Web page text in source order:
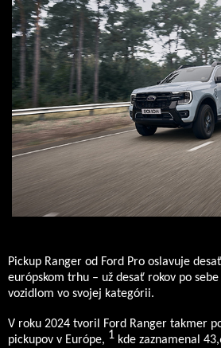
Pickup Ranger od Ford Pro oslavuje
európskom trhu – už desať rokov po
vozidlom vo svojej kategórii.
V roku 2024 tvoril Ford Ranger takmer
pickupov v Európe, 1 kde zaznamenal